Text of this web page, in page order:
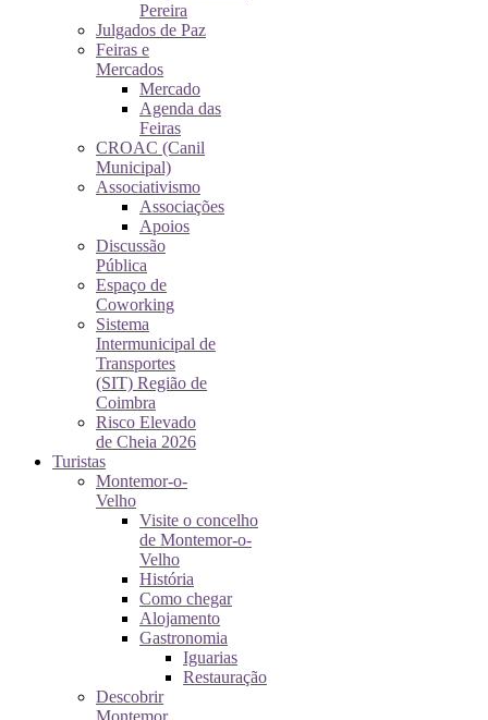
Pereira
Julgados de Paz
Feiras e
Mercados
Mercado
Agenda das
Feiras
CROAC (Canil
Municipal)
Associativismo
Associações
Apoios
Discussão
Pública
Espaço de
Coworking
Sistema
Intermunicipal de
Transportes
(SIT) Região de
Coimbra
Risco Elevado
de Cheia 2026
Turistas
Montemor-o-
Velho
Visite o concelho
de Montemor-o-
Velho
História
Como chegar
Alojamento
Gastronomia
Iguarias
Restauração
Descobrir
Montemor